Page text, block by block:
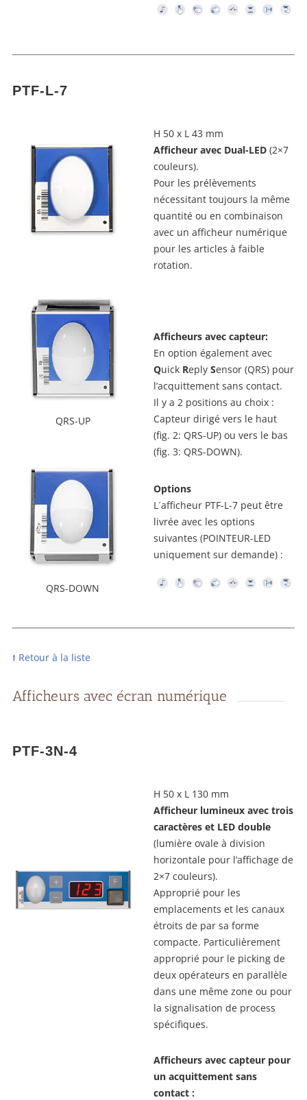
PTF-L-7
QRS-UP
QRS-DOWN
H 50 x L 43 mm
Afficheur avec Dual-LED (2×7
couleurs).
Pour les prélèvements
nécessitant toujours la même
quantité ou en combinaison
avec un afficheur numérique
pour les articles à faible
rotation.
Afficheurs avec capteur:
En option également avec
Quick Reply Sensor (QRS) pour
l’acquittement sans contact.
Il y a 2 positions au choix :
Capteur dirigé vers le haut
(fig. 2: QRS-UP) ou vers le bas
(fig. 3: QRS-DOWN).
Options
L´afficheur PTF-L-7 peut être
livrée avec les options
suivantes (POINTEUR-LED
uniquement sur demande) :
⭡ Retour à la liste
Afficheurs avec écran numérique
PTF-3N-4
H 50 x L 130 mm
Afficheur lumineux avec trois
caractères et LED double
(lumière ovale à division
horizontale pour l’affichage de
2×7 couleurs).
Approprié pour les
emplacements et les canaux
étroits de par sa forme
compacte. Particulièrement
approprié pour le picking de
deux opérateurs en parallèle
dans une même zone ou pour
la signalisation de process
spécifiques.
Afficheurs avec capteur pour
un acquittement sans
contact :